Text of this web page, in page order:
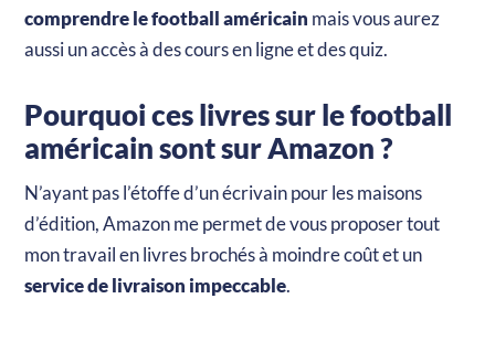
comprendre le football américain mais vous aurez
aussi un accès à des cours en ligne et des quiz.
Pourquoi ces livres sur le football
américain sont sur Amazon ?
N’ayant pas l’étoffe d’un écrivain pour les maisons
d’édition, Amazon me permet de vous proposer tout
mon travail en livres brochés à moindre coût et un
service de livraison impeccable.